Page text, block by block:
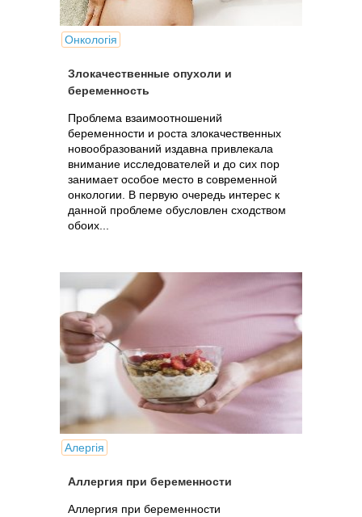
Онкологія
Злокачественные опухоли и
беременность
Проблема взаимоотношений
беременности и роста злокачественных
новообразований издавна привлекала
внимание исследователей и до сих пор
занимает особое место в современной
онкологии. В первую очередь интерес к
данной проблеме обусловлен сходством
обоих...
Алергія
Аллергия при беременности
Аллергия при беременности